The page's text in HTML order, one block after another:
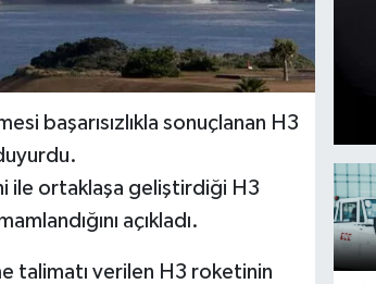
başarısızlıkla sonuçlanan H3
ile ortaklaşa geliştirdiği H3
açıkladı.
talimatı verilen H3 roketinin